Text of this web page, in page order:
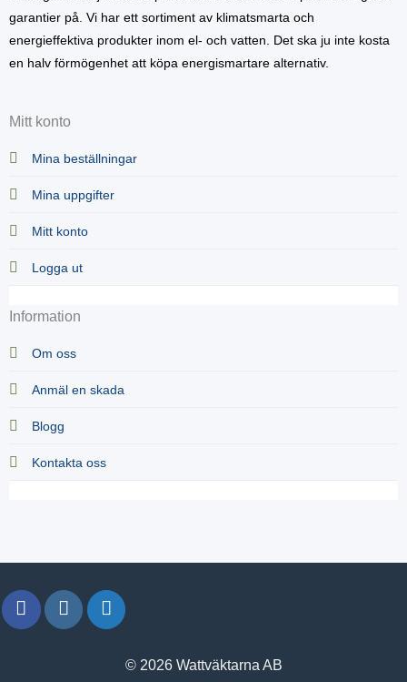
garantier på. Vi har ett sortiment av klimatsmarta och
energieffektiva produkter inom el- och vatten. Det ska ju inte kosta
en halv förmögenhet att köpa energismartare alternativ.
Mitt konto
Mina beställningar
Mina uppgifter
Mitt konto
Logga ut
Information
Om oss
Anmäl en skada
Blogg
Kontakta oss
© 2026 Wattväktarna AB